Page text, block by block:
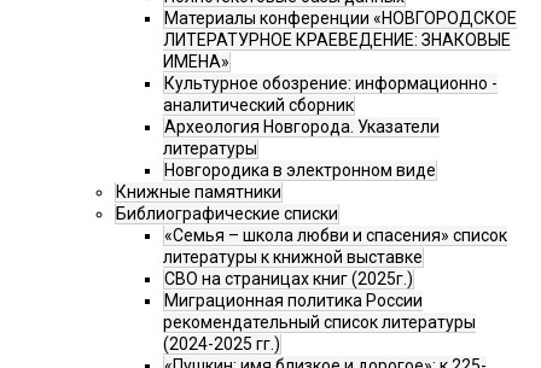
Материалы конференции «НОВГОРОДСКОЕ
ЛИТЕРАТУРНОЕ КРАЕВЕДЕНИЕ: ЗНАКОВЫЕ
ИМЕНА»
Культурное обозрение: информационно -
аналитический сборник
Археология Новгорода. Указатели
литературы
Новгородика в электронном виде
Книжные памятники
Библиографические списки
«Семья – школа любви и спасения» список
литературы к книжной выставке
СВО на страницах книг (2025г.)
Миграционная политика России
рекомендательный список литературы
(2024-2025 гг.)